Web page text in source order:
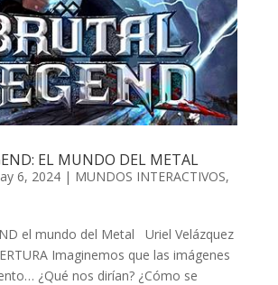
EL MUNDO DEL METAL
6, 2024 | MUNDOS INTERACTIVOS,
el mundo del Metal Uriel Velázquez
Imaginemos que las imágenes
¿Qué nos dirían? ¿Cómo se